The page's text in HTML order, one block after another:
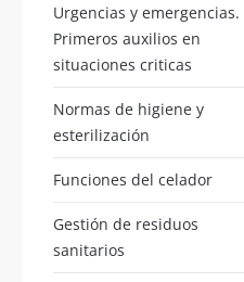
Urgencias y emergencias.
Primeros auxilios en
situaciones criticas
Normas de higiene y
esterilización
Funciones del celador
Gestión de residuos
sanitarios